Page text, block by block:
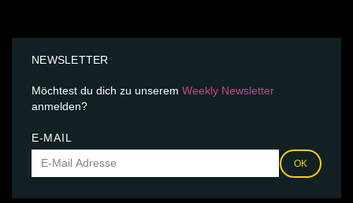
NEWSLETTER
Möchtest du dich zu unserem Weekly Newsletter
anmelden?
E-MAIL
OK